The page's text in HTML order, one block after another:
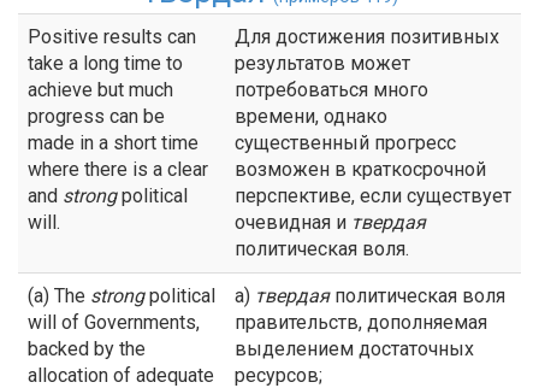
Positive results can
take a long time to
achieve but much
progress can be
made in a short time
where there is a clear
and strongpolitical
will.
Для достижения позитивных
результатов может
потребоваться много
времени, однако
существенный прогресс
возможен в краткосрочной
перспективе, если существует
очевидная и твердая
политическая воля.
(a) The strongpolitical
will of Governments,
backed by the
allocation of adequate
а) твердаяполитическая воля
правительств, дополняемая
выделением достаточных
ресурсов;